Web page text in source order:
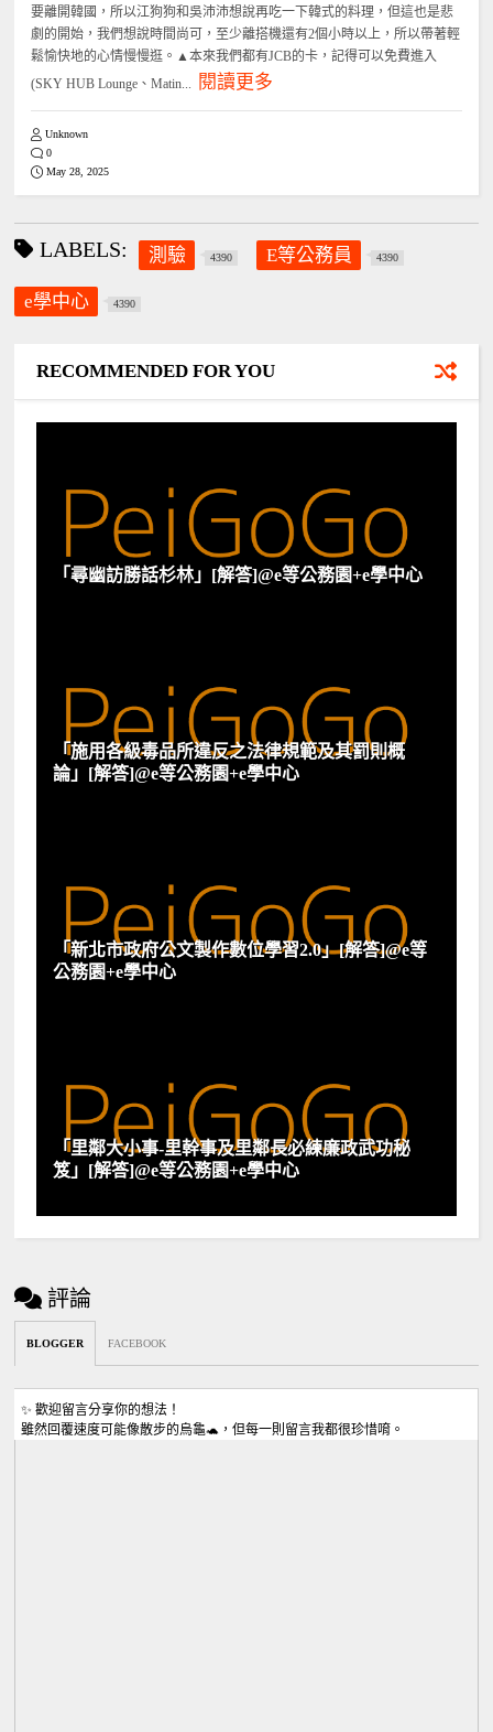
要離開韓國，所以江狗狗和吳沛沛想說再吃一下韓式的料理，但這也是悲
劇的開始，我們想說時間尚可，至少離搭機還有2個小時以上，所以帶著輕
鬆愉快地的心情慢慢逛。▲本來我們都有JCB的卡，記得可以免費進入
(SKY HUB Lounge、Matin...
閱讀更多
Unknown
0
May 28, 2025
LABELS: 測驗 4390 E等公務員 4390
e學中心 4390
RECOMMENDED FOR YOU
「尋幽訪勝話杉林」[解答]@e等公務園+e學中心
「施用各級毒品所違反之法律規範及其罰則概
論」[解答]@e等公務園+e學中心
「新北市政府公文製作數位學習2.0」[解答]@e等
公務園+e學中心
「里鄰大小事-里幹事及里鄰長必練廉政武功秘
笈」[解答]@e等公務園+e學中心
評論
BLOGGER FACEBOOK
✨ 歡迎留言分享你的想法！
雖然回覆速度可能像散步的烏龜🐢，但每一則留言我都很珍惜唷。